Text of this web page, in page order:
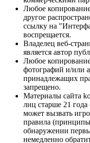
Любое
другое
ссылку на
воспрещается.
Владелец веб-
является автор
Любое
фотографий и/или
принадлежащих
запрещено.
Материалы сайта
лиц старше 21
может вызвать
правила
обнаружении
немедленно